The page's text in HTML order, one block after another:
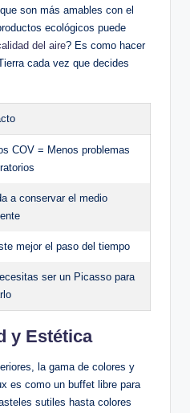
son más amables con el
ecológicos puede
del aire? Es como hacer
cada vez que decides
COV = Menos problemas
a conservar el medio
mejor el paso del tiempo
ser un Picasso para
y Estética
la gama de colores y
es como un buffet libre para
sutiles hasta colores